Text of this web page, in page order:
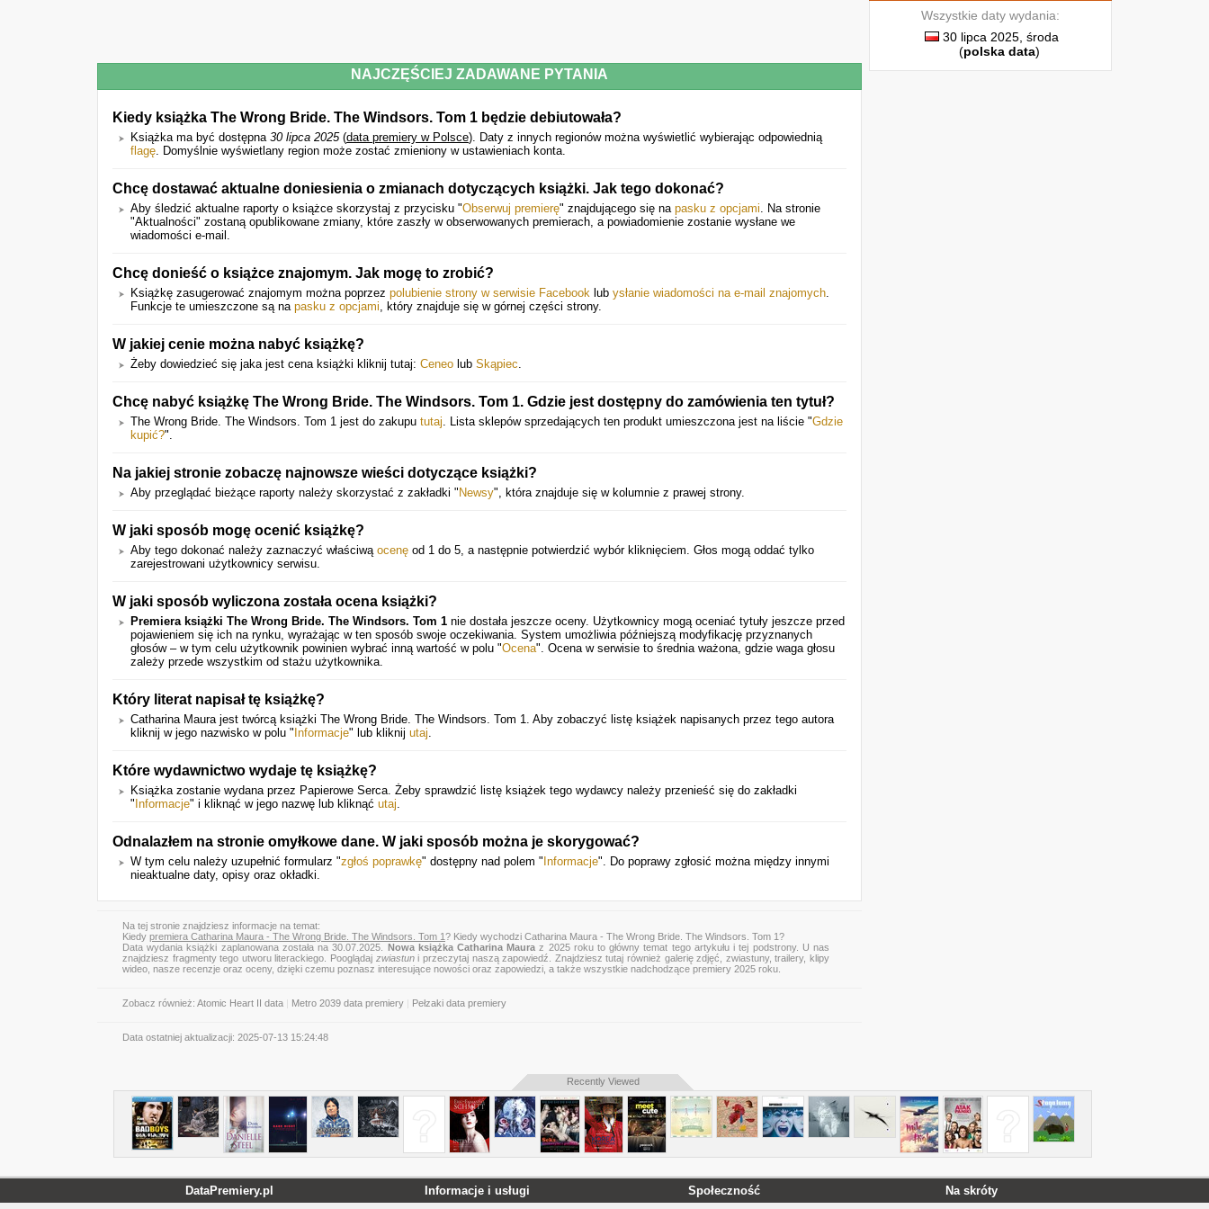
NAJCZĘŚCIEJ ZADAWANE PYTANIA
Kiedy książka The Wrong Bride. The Windsors. Tom 1 będzie debiutowała?
Książka ma być dostępna 30 lipca 2025(data premiery w Polsce). Daty z innych regionów można wyświetlić wybierając odpowiednią
flagę. Domyślnie wyświetlany region może zostać zmieniony w ustawieniach konta.
Chcę dostawać aktualne doniesienia o zmianach dotyczących książki. Jak tego dokonać?
Aby śledzić aktualne raporty o książce skorzystaj z przycisku "Obserwuj premierę" znajdującego się na pasku z opcjami. Na stronie
"Aktualności" zostaną opublikowane zmiany, które zaszły w obserwowanych premierach, a powiadomienie zostanie wysłane we
wiadomości e-mail.
Chcę donieść o książce znajomym. Jak mogę to zrobić?
Książkę zasugerować znajomym można poprzez polubienie strony w serwisie Facebook lub ysłanie wiadomości na e-mail znajomych.
Funkcje te umieszczone są na pasku z opcjami, który znajduje się w górnej części strony.
W jakiej cenie można nabyć książkę?
Żeby dowiedzieć się jaka jest cena książki kliknij tutaj: Ceneo lub Skąpiec.
Chcę nabyć książkę The Wrong Bride. The Windsors. Tom 1. Gdzie jest dostępny do zamówienia ten tytuł?
The Wrong Bride. The Windsors. Tom 1 jest do zakupu tutaj. Lista sklepów sprzedających ten produkt umieszczona jest na liście "Gdzie
kupić?".
Na jakiej stronie zobaczę najnowsze wieści dotyczące książki?
Aby przeglądać bieżące raporty należy skorzystać z zakładki " Newsy", która znajduje się w kolumnie z prawej strony.
W jaki sposób mogę ocenić książkę?
Aby tego dokonać należy zaznaczyć właściwą ocenę od 1 do 5, a następnie potwierdzić wybór kliknięciem. Głos mogą oddać tylko
zarejestrowani użytkownicy serwisu.
W jaki sposób wyliczona została ocena książki?
Premiera książki The Wrong Bride. The Windsors. Tom 1 nie dostała jeszcze oceny. Użytkownicy mogą oceniać tytuły jeszcze przed
pojawieniem się ich na rynku, wyrażając w ten sposób swoje oczekiwania. System umożliwia późniejszą modyfikację przyznanych
głosów – w tym celu użytkownik powinien wybrać inną wartość w polu "Ocena". Ocena w serwisie to średnia ważona, gdzie waga głosu
zależy przede wszystkim od stażu użytkownika.
Który literat napisał tę książkę?
Catharina Maura jest twórcą książki The Wrong Bride. The Windsors. Tom 1. Aby zobaczyć listę książek napisanych przez tego autora
kliknij w jego nazwisko w polu " Informacje" lub kliknij utaj.
Które wydawnictwo wydaje tę książkę?
Książka zostanie wydana przez Papierowe Serca. Żeby sprawdzić listę książek tego wydawcy należy przenieść się do zakładki
" Informacje" i kliknąć w jego nazwę lub kliknąć utaj.
Odnalazłem na stronie omyłkowe dane. W jaki sposób można je skorygować?
W tym celu należy uzupełnić formularz "zgłoś poprawkę" dostępny nad polem " Informacje". Do poprawy zgłosić można między innymi
nieaktualne daty, opisy oraz okładki.
Na tej stronie znajdziesz informacje na temat:
Kiedy premiera Catharina Maura - The Wrong Bride. The Windsors. Tom 1? Kiedy wychodzi Catharina Maura - The Wrong Bride. The Windsors. Tom 1?
Data wydania książki zaplanowana została na 30.07.2025. Nowa książka Catharina Maura z 2025 roku to główny temat tego artykułu i tej podstrony. U nas
znajdziesz fragmenty tego utworu literackiego. Pooglądaj zwiastuni przeczytaj naszą zapowiedź. Znajdziesz tutaj również galerię zdjęć, zwiastuny, trailery, klipy
wideo, nasze recenzje oraz oceny, dzięki czemu poznasz interesujące nowości oraz zapowiedzi, a także wszystkie nadchodzące premiery 2025 roku.
Zobacz również: Atomic Heart II data Metro 2039 data premiery Pełzaki data premiery
Data ostatniej aktualizacji: 2025-07-13 15:24:48
Wszystkie daty wydania:
30 lipca 2025, środa
(polska data)
Recently Viewed
DataPremiery.pl Informacje i usługi Społeczność Na skróty